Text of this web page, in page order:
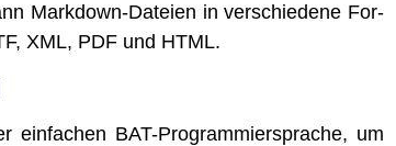
Mark­down-Datei­en in ver­schie­de­ne For­
XML, PDF und HTML.
BAT-Pro­gram­mier­spra­che, um